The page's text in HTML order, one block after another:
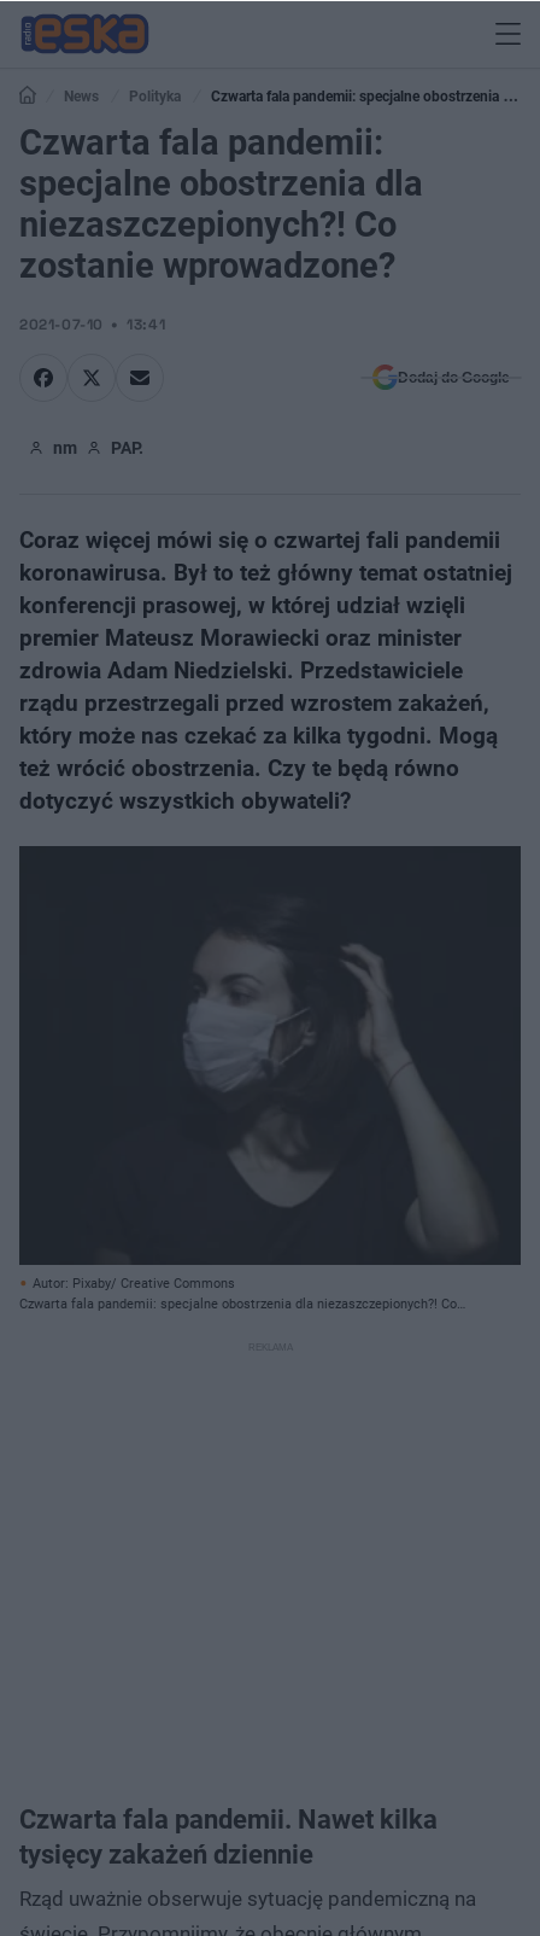
News Polityka
Czwarta fala pandemii: specjalne obostrzenia dla
niezaszczepionych?! Co zostanie wprowadzone?
Czwarta fala pandemii:
specjalne obostrzenia dla
niezaszczepionych?! Co
zostanie wprowadzone?
2021-07-10 13:41
Dodaj do Google
nm PAP.
Coraz więcej mówi się o czwartej fali pandemii
koronawirusa. Był to też główny temat ostatniej
konferencji prasowej, w której udział wzięli
premier Mateusz Morawiecki oraz minister
zdrowia Adam Niedzielski. Przedstawiciele
rządu przestrzegali przed wzrostem zakażeń,
który może nas czekać za kilka tygodni. Mogą
też wrócić obostrzenia. Czy te będą równo
dotyczyć wszystkich obywateli?
Autor: Pixaby/ Creative Commons
Czwarta fala pandemii: specjalne obostrzenia dla niezaszczepionych?! Co
Czwarta fala pandemii. Nawet kilka
tysięcy zakażeń dziennie
Rząd uważnie obserwuje sytuację pandemiczną na